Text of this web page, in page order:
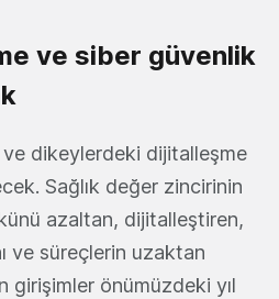
ve siber güvenlik
dikeylerdeki dijitalleşme
Sağlık değer zincirinin
azaltan, dijitalleştiren,
ve süreçlerin uzaktan
girişimler önümüzdeki yıl